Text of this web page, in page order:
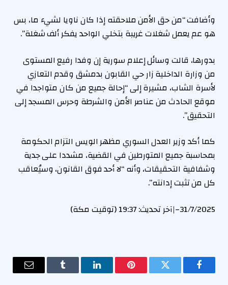
وأضافت “من حق الأمن ملاحقته إذا كان ناويا لشيء ما، بس
هو عم يعمل شغلات غريبة بتخلي الواحد يفكر ألف شغلة”.
بدورها، قالت وسائل إعلام سورية إن وفدا رفيع المستوى
من وزارة الداخلية زار حي القابون بدمشق وقدم التعازي
لأسرة الشاب، مشيرة إلى “إحالة جميع من كان متواجدا في
موقع الحادث من عناصر الأمن والشرطة وحرس المسجد إلى
التحقيق”.
كما أكد وزير العدل السوري مظهر الويس التزام الحكومة
بمحاسبة جميع المتورطين في القضية، مشددا على جدية
وشفافية التحقيقات، وأنه “لا أحد فوق القانون، وسيُعاقب
كل من تثبت إدانته”.
31/7/2025
–
|آخر تحديث:19:37 (توقيت مكة)
فيسبوك تويتر بينتيريستلينكدإن Tumblr
البريد